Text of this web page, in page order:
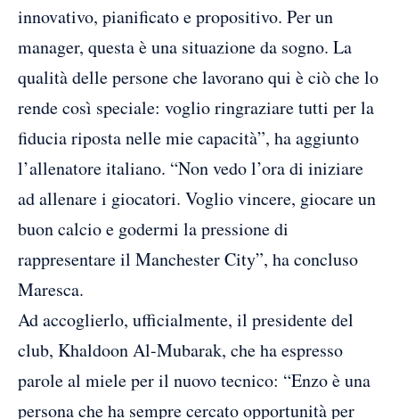
innovativo, pianificato e propositivo. Per un
manager, questa è una situazione da sogno. La
qualità delle persone che lavorano qui è ciò che lo
rende così speciale: voglio ringraziare tutti per la
fiducia riposta nelle mie capacità”, ha aggiunto
l’allenatore italiano. “Non vedo l’ora di iniziare
ad allenare i giocatori. Voglio vincere, giocare un
buon calcio e godermi la pressione di
rappresentare il Manchester City”, ha concluso
Maresca.
Ad accoglierlo, ufficialmente, il presidente del
club, Khaldoon Al-Mubarak, che ha espresso
parole al miele per il nuovo tecnico: “Enzo è una
persona che ha sempre cercato opportunità per